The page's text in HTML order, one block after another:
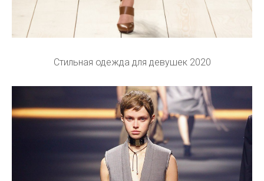
Стильная одежда для девушек 2020